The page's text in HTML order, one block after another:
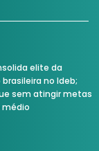
elite da
no Ideb;
sem atingir metas
médio